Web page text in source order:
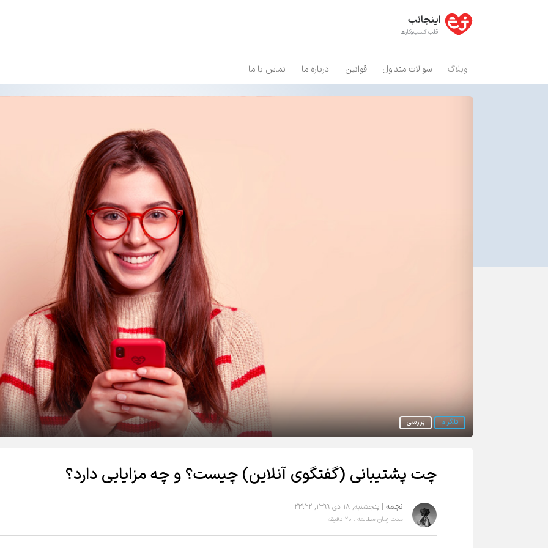
اینجانب
قلب کسب‌و‌کارها
وبلاگ سوالات متداول قوانین درباره ما تماس با ما
بررسی تلگرام
چت پشتیبانی (گفتگوی آنلاین) چیست؟ و چه مزایایی دارد؟
نجمه | پنجشنبه, ۱۸ دی ۱۳۹۹, ۲۳:۲۲
مدت زمان مطالعه : ۲۰ دقیقه